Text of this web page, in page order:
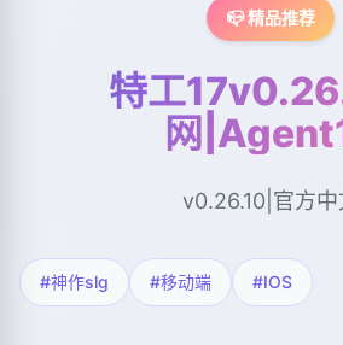
📪 精品推荐
特工
网
v0.26.10|官方中
#神作slg #移动端 #IOS